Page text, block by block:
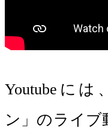
Youtubeに
ン」のライブ